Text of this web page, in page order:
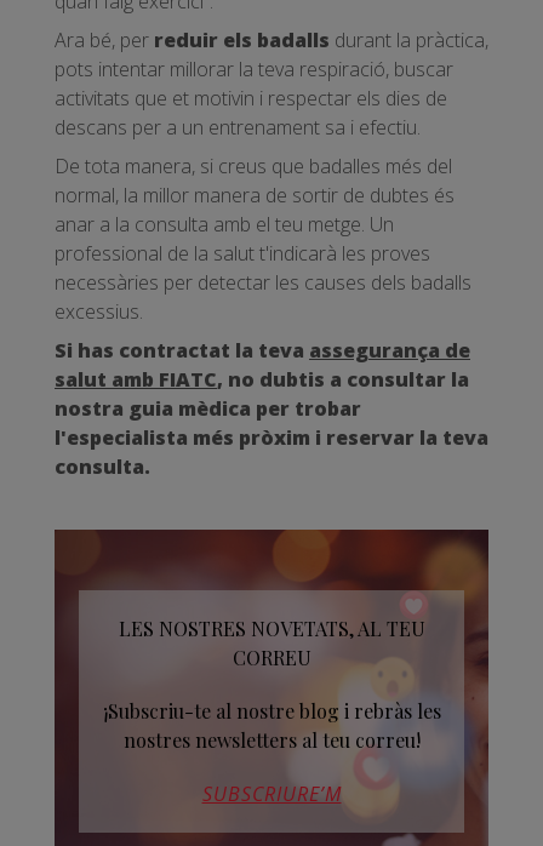
Ara bé, per reduir els badalls durant la pràctica,
pots intentar millorar la teva respiració, buscar
activitats que et motivin i respectar els dies de
descans per a un entrenament sa i efectiu.
De tota manera, si creus que badalles més del
normal, la millor manera de sortir de dubtes és
anar a la consulta amb el teu metge. Un
professional de la salut t'indicarà les proves
necessàries per detectar les causes dels badalls
excessius.
Si has contractat la teva assegurança de
salut amb FIATC, no dubtis a consultar la
nostra guia mèdica per trobar
l'especialista més pròxim i reservar la teva
consulta.
LES NOSTRES NOVETATS, AL TEU
CORREU
¡Subscriu-te al nostre blog i rebràs les
nostres newsletters al teu correu!
SUBSCRIURE’M